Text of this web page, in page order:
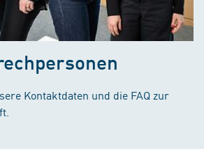
Kontaktdaten und die FAQ zur